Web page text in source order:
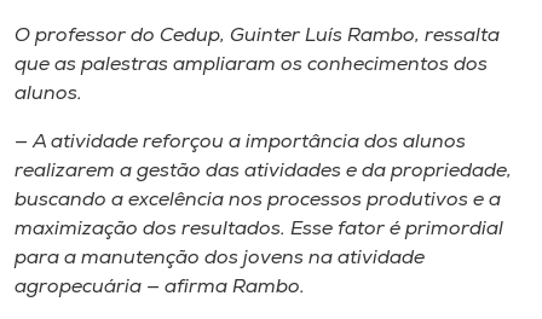
O professor do Cedup, Guinter Luís Rambo, ressalta
que as palestras ampliaram os conhecimentos dos
alunos.
— A atividade reforçou a importância dos alunos
realizarem a gestão das atividades e da propriedade,
buscando a excelência nos processos produtivos e a
maximização dos resultados. Esse fator é primordial
para a manutenção dos jovens na atividade
agropecuária — afirma Rambo.